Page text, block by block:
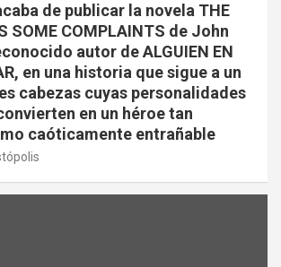
de publicar la novela THE
SOME COMPLAINTS de John
autor de ALGUIEN EN
en una historia que sigue a un
cabezas cuyas personalidades
en un héroe tan
caóticamente entrañable